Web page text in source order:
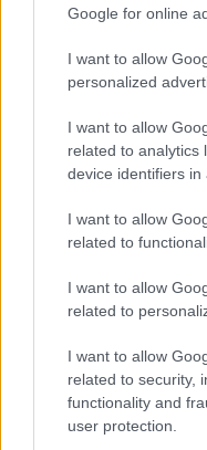
Google for online
I want to allow
personalized
I want to allow
related to analytics
device identifiers in
I want to allow
related to
I want to allow
related to
I want to allow
related to security,
functionality and
user protection.
Ο Τραμπ στα
Μου αρέσει
This is
— Elon Musk
Γιατί το έκανε
χτυπήσει την
Κάμαλα Χάριςη
στηναλυσίδα
χρόνια στην